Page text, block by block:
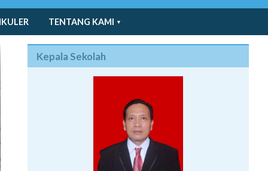
TENTANG KAMI
Kepala Sekolah